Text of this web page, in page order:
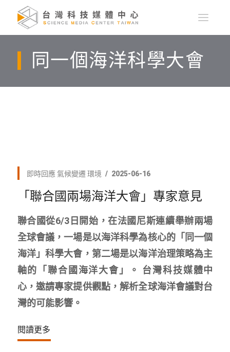
同一個海洋科學大會
即時回應 氣候變遷 環境 2025-06-16
「聯合國兩場海洋大會」專家意見
聯合國從6/3日開始，在法國尼斯連續舉辦兩場
全球會議，一場是以海洋科學為核心的「同一個
海洋」科學大會，第二場是以海洋治理策略為主
軸的「聯合國海洋大會」。 台灣科技媒體中
心，邀請專家提供觀點，解析全球海洋會議對台
灣的可能影響。
閱讀更多